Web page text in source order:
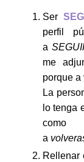
Ser
perfil
a
me
porque a
La
lo tenga
a
Rellenar